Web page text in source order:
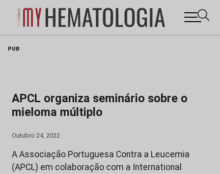
PUB
APCL organiza seminário sobre o
mieloma múltiplo
Outubro 24, 2022
A Associação Portuguesa Contra a Leucemia
(APCL) em colaboração com a International